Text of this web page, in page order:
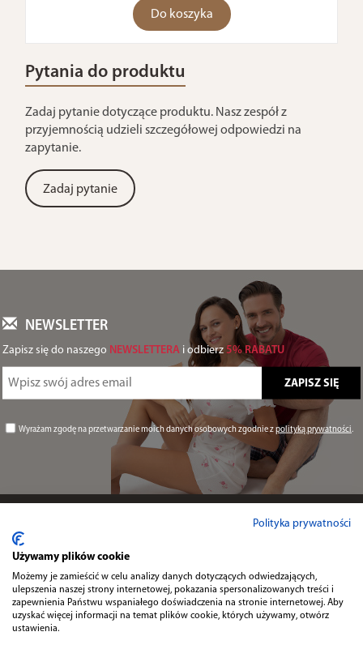
Do koszyka
Pytania do produktu
Zadaj pytanie dotyczące produktu. Nasz zespół z
przyjemnością udzieli szczegółowej odpowiedzi na
zapytanie.
Zadaj pytanie
NEWSLETTER
Zapisz się do naszego NEWSLETTERA i odbierz 5% RABATU
Wyrażam zgodę na przetwarzanie moich danych osobowych zgodnie zpolityką prywatności.
Przydatne
Kontakt
Polityka prywatności
Używamy plików cookie
Możemy je zamieścić w celu analizy danych dotyczących odwiedzających,
ulepszenia naszej strony internetowej, pokazania spersonalizowanych treści i
zapewnienia Państwu wspaniałego doświadczenia na stronie internetowej. Aby
uzyskać więcej informacji na temat plików cookie, których używamy, otwórz
ustawienia.